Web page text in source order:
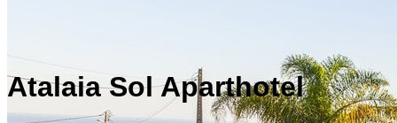
Atalaia Sol Aparthotel